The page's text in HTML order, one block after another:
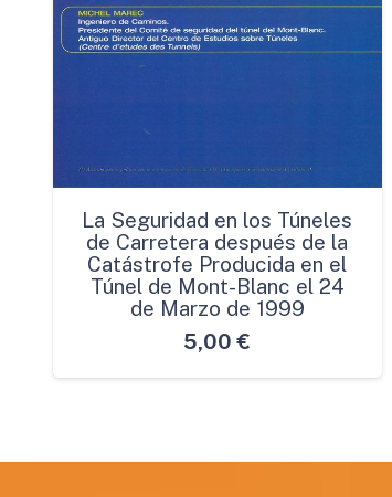
La Seguridad en los Túneles
de Carretera después de la
Catástrofe Producida en el
Túnel de Mont-Blanc el 24
de Marzo de 1999
5,00 €